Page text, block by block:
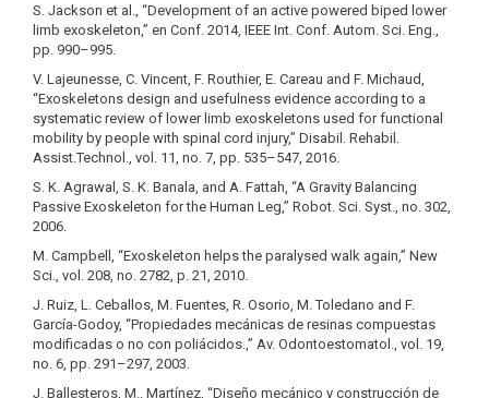
S. Jackson et al., “Development of an active powered biped lower
limb exoskeleton,” en Conf. 2014, IEEE Int. Conf. Autom. Sci. Eng.,
pp. 990–995.
V. Lajeunesse, C. Vincent, F. Routhier, E. Careau and F. Michaud,
“Exoskeletons design and usefulness evidence according to a
systematic review of lower limb exoskeletons used for functional
mobility by people with spinal cord injury,” Disabil. Rehabil.
Assist.Technol., vol. 11, no. 7, pp. 535–547, 2016.
S. K. Agrawal, S. K. Banala, and A. Fattah, “A Gravity Balancing
Passive Exoskeleton for the Human Leg,” Robot. Sci. Syst., no. 302,
2006.
M. Campbell, “Exoskeleton helps the paralysed walk again,” New
Sci., vol. 208, no. 2782, p. 21, 2010.
J. Ruiz, L. Ceballos, M. Fuentes, R. Osorio, M. Toledano and F.
García-Godoy, “Propiedades mecánicas de resinas compuestas
modificadas o no con poliácidos.,” Av. Odontoestomatol., vol. 19,
no. 6, pp. 291–297, 2003.
J. Ballesteros, M., Martínez, “Diseño mecánico y construcción de